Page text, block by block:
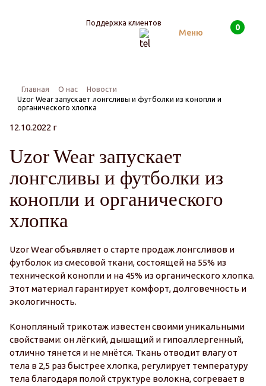
Поддержка клиентов
Меню
Поиск 0
Главная О нас
Новости
Uzor Wear запускает лонгсливы и футболки из конопли и
органического хлопка
12.10.2022 г
Uzor Wear запускает
лонгсливы и футболки из
конопли и органического
хлопка
Uzor Wear объявляет о старте продаж лонгсливов и
футболок из смесовой ткани, состоящей на 55% из
технической конопли и на 45% из органического хлопка.
Этот материал гарантирует комфорт, долговечность и
экологичность.
Конопляный трикотаж известен своими уникальными
свойствами: он лёгкий, дышащий и гипоаллергенный,
отлично тянется и не мнётся. Ткань отводит влагу от
тела в 2,5 раз быстрее хлопка, регулирует температуру
тела благодаря полой структуре волокна, согревает в